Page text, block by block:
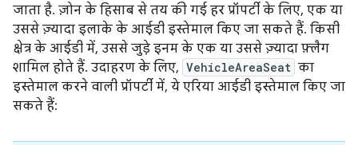
जाता है. ज़ोन के हिसाब से तय की गई हर प्रॉपर्टी के लिए, एक या
उससे ज़्यादा इलाके के आईडी इस्तेमाल किए जा सकते हैं. किसी
क्षेत्र के आईडी में, उससे जुड़े इनम के एक या उससे ज़्यादा फ़्लैग
शामिल होते हैं. उदाहरण के लिए, VehicleAreaSeat का
इस्तेमाल करने वाली प्रॉपर्टी में, ये एरिया आईडी इस्तेमाल किए जा
सकते हैं: